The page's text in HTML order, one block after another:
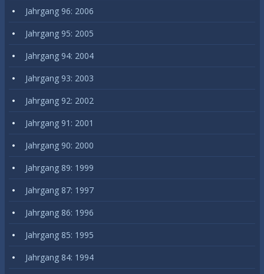
Jahrgang 96: 2006
Jahrgang 95: 2005
Jahrgang 94: 2004
Jahrgang 93: 2003
Jahrgang 92: 2002
Jahrgang 91: 2001
Jahrgang 90: 2000
Jahrgang 89: 1999
Jahrgang 87: 1997
Jahrgang 86: 1996
Jahrgang 85: 1995
Jahrgang 84: 1994